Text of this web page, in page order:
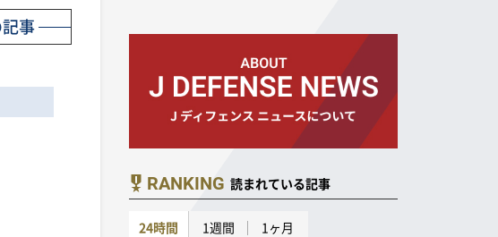
事
RANKING 読まれている記事
24時間 1週間 1ヶ月